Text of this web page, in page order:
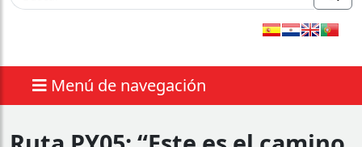
Menú de navegación